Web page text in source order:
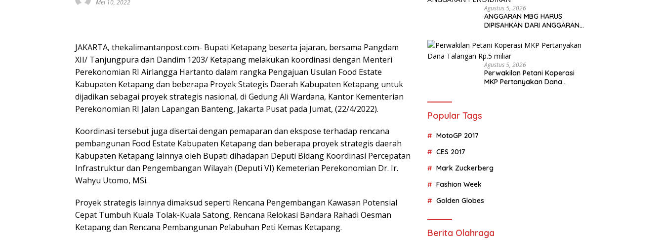
Mei 10, 2022
JAKARTA, thekalimantanpost.com- Bupati Ketapang beserta jajaran, bersama Pangdam
XII/ Tanjungpura dan Dandim 1203/ Ketapang melakukan koordinasi dengan Menteri
Perekonomian RI Airlangga Hartanto dalam rangka Pengajuan Usulan Food Estate
Kabupaten Ketapang dan beberapa Proyek Stategis Daerah Kabupaten Ketapang untuk
dijadikan sebagai proyek strategis nasional, di Gedung Ali Wardana, Kantor Kementerian
Perekonomian RI Jalan Lapangan Banteng, Jakarta Pusat pada Jumat, (22/4/2022).
Koordinasi tersebut juga disertai dengan pemaparan dan ekspose terhadap rencana
pembangunan Food Estate Kabupaten Ketapang dan beberapa proyek strategis daerah
Kabupaten Ketapang lainnya oleh Bupati dihadapan Deputi Bidang Koordinasi Percepatan
Infrastruktur dan Pengembangan Wilayah (Deputi VI) Kemeterian Perekonomian Dr. Ir.
Wahyu Utomo, MSi.
Proyek strategis lainnya dimaksud seperti Rencana Pengembangan Kawasan Potensial
Cepat Tumbuh Kuala Tolak-Kuala Satong, Rencana Relokasi Bandara Rahadi Oesman
Ketapang dan Rencana Pembangunan Pelabuhan Peti Kemas Ketapang.
Agustus 5, 2026
ANGGARAN MBG HARUS
DIPISAHKAN DARI ANGGARAN
Agustus 5, 2026
Perwakilan Petani Koperasi
MKP Pertanyakan Dana
Popular Tags
MotoGP 2017
CES 2017
Mark Zuckerberg
Fashion Week
Golden Globes
Berita Olahraga